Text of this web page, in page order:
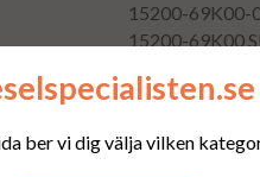
15200-69K00-
15200-69K00
36000265
36002235
ber vi dig välja vilken